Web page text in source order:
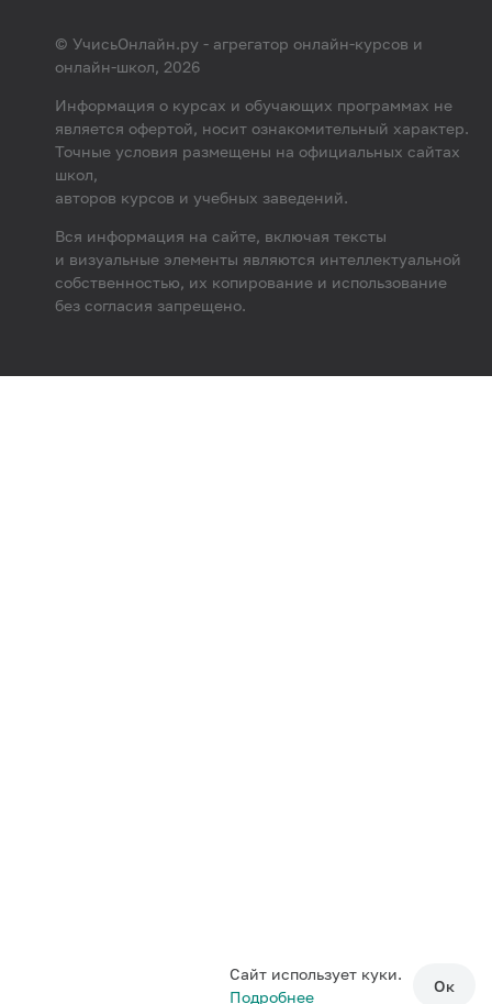
Сайт использует куки.
Подробнее
Ок
© УчисьОнлайн.ру - агрегатор онлайн-курсов и
онлайн-школ, 2026
Информация о курсах и обучающих программах не
является офертой, носит ознакомительный характер.
Точные условия размещены на официальных сайтах
школ,
авторов курсов и учебных заведений.
Вся информация на сайте, включая тексты
и визуальные элементы являются интеллектуальной
собственностью, их копирование и использование
без согласия запрещено.